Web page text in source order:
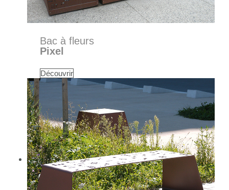
Bac à fleurs
Pixel
Découvrir